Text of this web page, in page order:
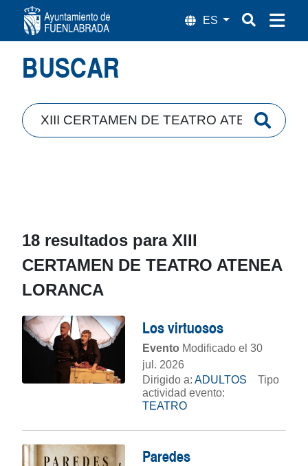
Búsqueda
BUSCAR
18 resultados para XIII
CERTAMEN DE TEATRO ATENEA
LORANCA
Los virtuosos
Evento Modificado el 30
jul. 2026
Dirigido a: ADULTOS
Tipo
actividad evento:
TEATRO
Paredes